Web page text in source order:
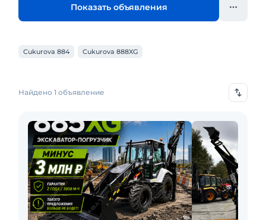
Показать объявления
Cukurova 884 Cukurova 888XG
Найдено 1 объявление